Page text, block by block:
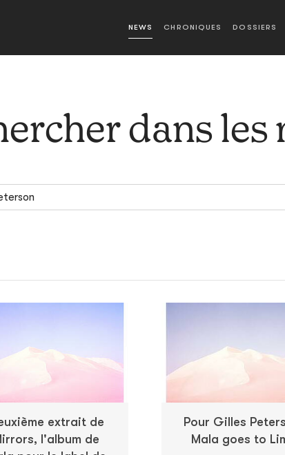
NEWS CHRONIQUES DOSSIERS
dans les
extrait de
l'album de
Pour Gilles
Mala goes to